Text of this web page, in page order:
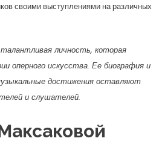
своими выступлениями на различных
личность, которая
оперного искусства. Ее биография и
достижения оставляют
и слушателей.